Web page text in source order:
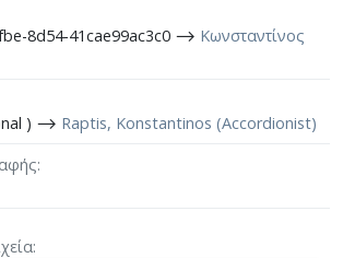
8d54-41cae99ac3c0 ⟶ Κωνσταντίνος
) ⟶ Raptis, Konstantinos (Accordionist)